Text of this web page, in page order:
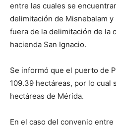
entre las cuales se
delimitación de Misnebalam
fuera de la delimitación de la
hacienda San Ignacio.
Se informó que el puerto de
109.39 hectáreas, por lo cual
hectáreas de Mérida.
En el caso del convenio